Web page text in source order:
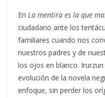
En La mentira es la que
ciudadano ante los
familiares cuando nos
nuestros padres y de
los ojos en blanco.
evolución de la novela
enfoque, sin perder los